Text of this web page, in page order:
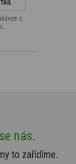
z
nás.
to zařídíme.